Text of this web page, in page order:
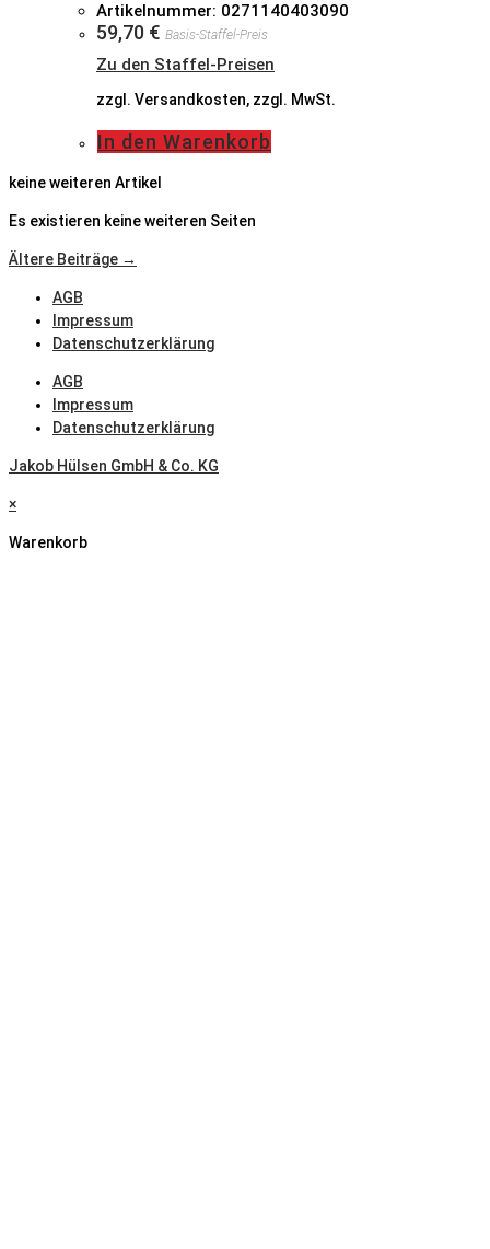
Artikelnummer: 0271140403090
59,70 € Basis-Staffel-Preis
Zu den Staffel-Preisen
zzgl. Versandkosten, zzgl. MwSt.
In den Warenkorb
keine weiteren Artikel
Es existieren keine weiteren Seiten
Ältere Beiträge →
AGB
Impressum
Datenschutzerklärung
AGB
Impressum
Datenschutzerklärung
Jakob Hülsen GmbH & Co. KG
×
Warenkorb